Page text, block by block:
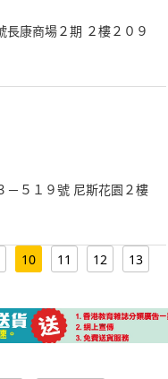
康商場２期 ２樓２０９
５１９號 尼斯花園２樓
10 11 12
13